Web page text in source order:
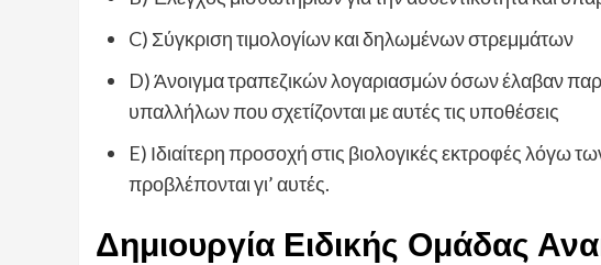
C) Σύγκριση τιμολογίων και δηλωμένων στρεμμάτων
D) Άνοιγμα τραπεζικών λογαριασμών όσων έλαβαν
υπαλλήλων που σχετίζονται με αυτές τις υποθέσεις
E) Ιδιαίτερη προσοχή στις βιολογικές εκτροφές λόγω
προβλέπονται γι’ αυτές.
Δημιουργία Ειδικής Ομάδας